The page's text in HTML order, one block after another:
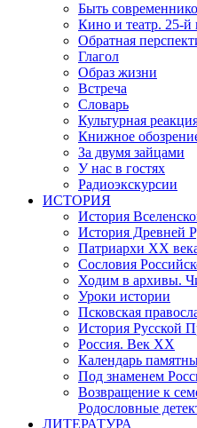
Быть
Кино и театр. 25-й
Обратная
Глагол
Образ жизни
Встреча
Словарь
Культурная
Книжное
За двумя зайцами
У нас в гостях
Радиоэкскурсии
ИСТОРИЯ
История
История Древней
Патриархи XX
Сословия
Ходим в архивы.
Уроки истории
Псковская
История Русской
Россия. Век ХХ
Календарь
Под знаменем
Возвращение к
Родословные
ЛИТЕРАТУРА